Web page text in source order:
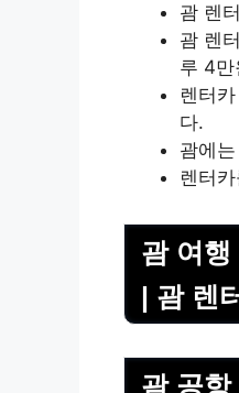
괌 렌
괌 렌
루 4만
렌터
다.
괌에
렌터
괌 여
| 괌 렌
괌 공